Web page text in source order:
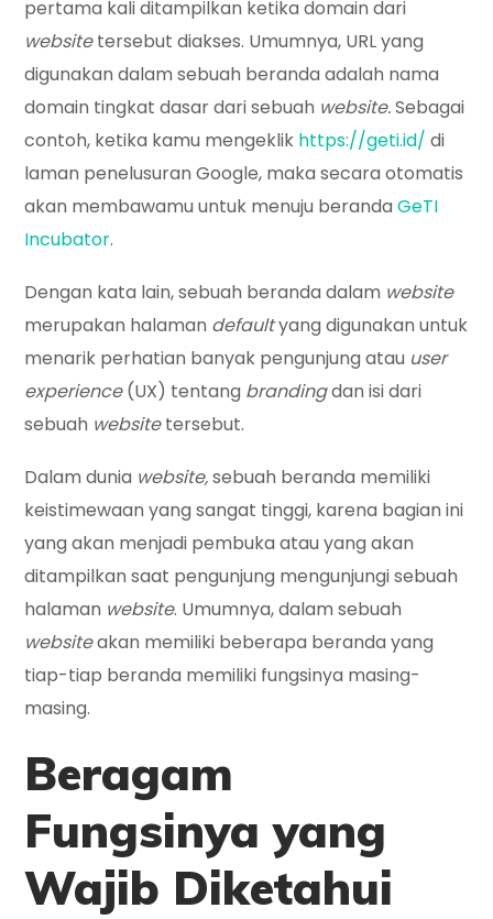
pertama kali ditampilkan ketika domain dari
websitetersebut diakses. Umumnya, URL yang
digunakan dalam sebuah beranda adalah nama
domain tingkat dasar dari sebuah website.Sebagai
contoh, ketika kamu mengeklik https://geti.id/ di
laman penelusuran Google, maka secara otomatis
akan membawamu untuk menuju berandaGeTI
Incubator.
Dengan kata lain, sebuah beranda dalam website
merupakan halaman defaultyang digunakan untuk
menarik perhatian banyak pengunjung atau user
experience(UX) tentang brandingdan isi dari
sebuah websitetersebut.
Dalam dunia website,sebuah beranda memiliki
keistimewaan yang sangat tinggi, karena bagian ini
yang akan menjadi pembuka atau yang akan
ditampilkan saat pengunjung mengunjungi sebuah
halaman website. Umumnya, dalam sebuah
websiteakan memiliki beberapa beranda yang
tiap-tiap beranda memiliki fungsinya masing-
masing.
Beragam
Fungsinya yang
Wajib Diketahui